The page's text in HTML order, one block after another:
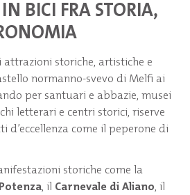
BICI FRA STORIA,
attrazioni storiche, artistiche e
normanno-svevo di Melfi ai
per santuari e abbazie, musei
letterari e centri storici, riserve
come il peperone di
storiche come la
, il Carnevale di Aliano, il